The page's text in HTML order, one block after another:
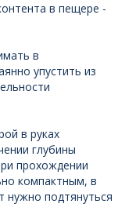
в пещере -
в
упустить из
в руках
глубины
прохождении
компактным, в
нужно подтянуться